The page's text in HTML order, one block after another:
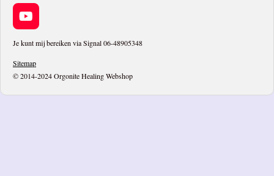
Y
o
u
u
b
Je kunt mij bereiken via Signal 06-48905348
Sitemap
© 2014-2024 Orgonite Healing Webshop